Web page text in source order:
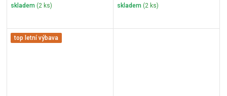
skladem (2 ks) skladem (2 ks)
top letní výbava